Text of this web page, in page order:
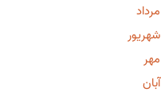
مرداد
شهریور
مهر
آبان